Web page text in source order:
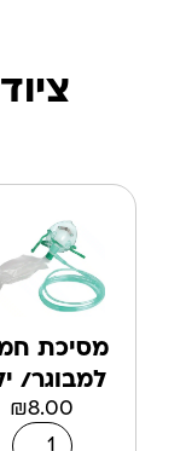
מסיכת
למבוגר/
₪8.00